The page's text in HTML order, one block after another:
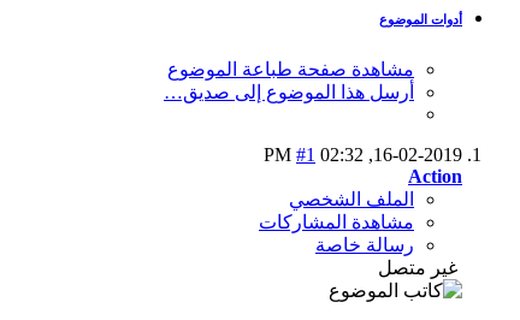
أدوات الموضوع
مشاهدة صفحة طباعة الموضوع
أرسل هذا الموضوع إلى صديق…
16-02-2019,
02:32 PM
#1
Action
الملف الشخصي
مشاهدة المشاركات
رسالة خاصة
غير متصل